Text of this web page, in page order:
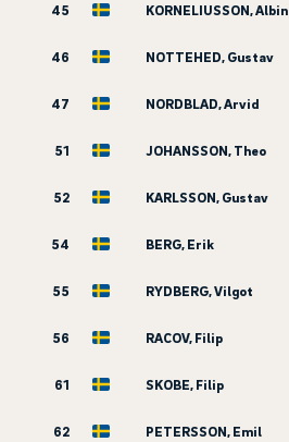
45 KORNELIUSSON, Albin
46 NOTTEHED, Gustav
47 NORDBLAD, Arvid
51 JOHANSSON, Theo
52 KARLSSON, Gustav
54 BERG, Erik
55 RYDBERG, Vilgot
56 RACOV, Filip
61 SKOBE, Filip
62 PETERSSON, Emil